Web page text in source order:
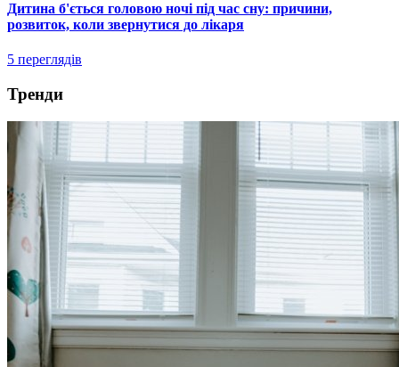
Дитина б'ється головою ночі під час сну: причини,
розвиток, коли звернутися до лікаря
5 переглядів
Тренди